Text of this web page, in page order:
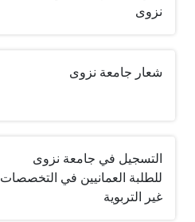
نزوى
شعار جامعة نزوى
التسجيل في جامعة نزوى
للطلبة العمانيين في التخصصات
غير التربوية